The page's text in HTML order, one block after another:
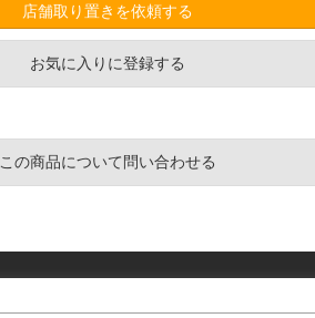
店舗取り置きを依頼する
お気に入りに登録する
この商品について問い合わせる